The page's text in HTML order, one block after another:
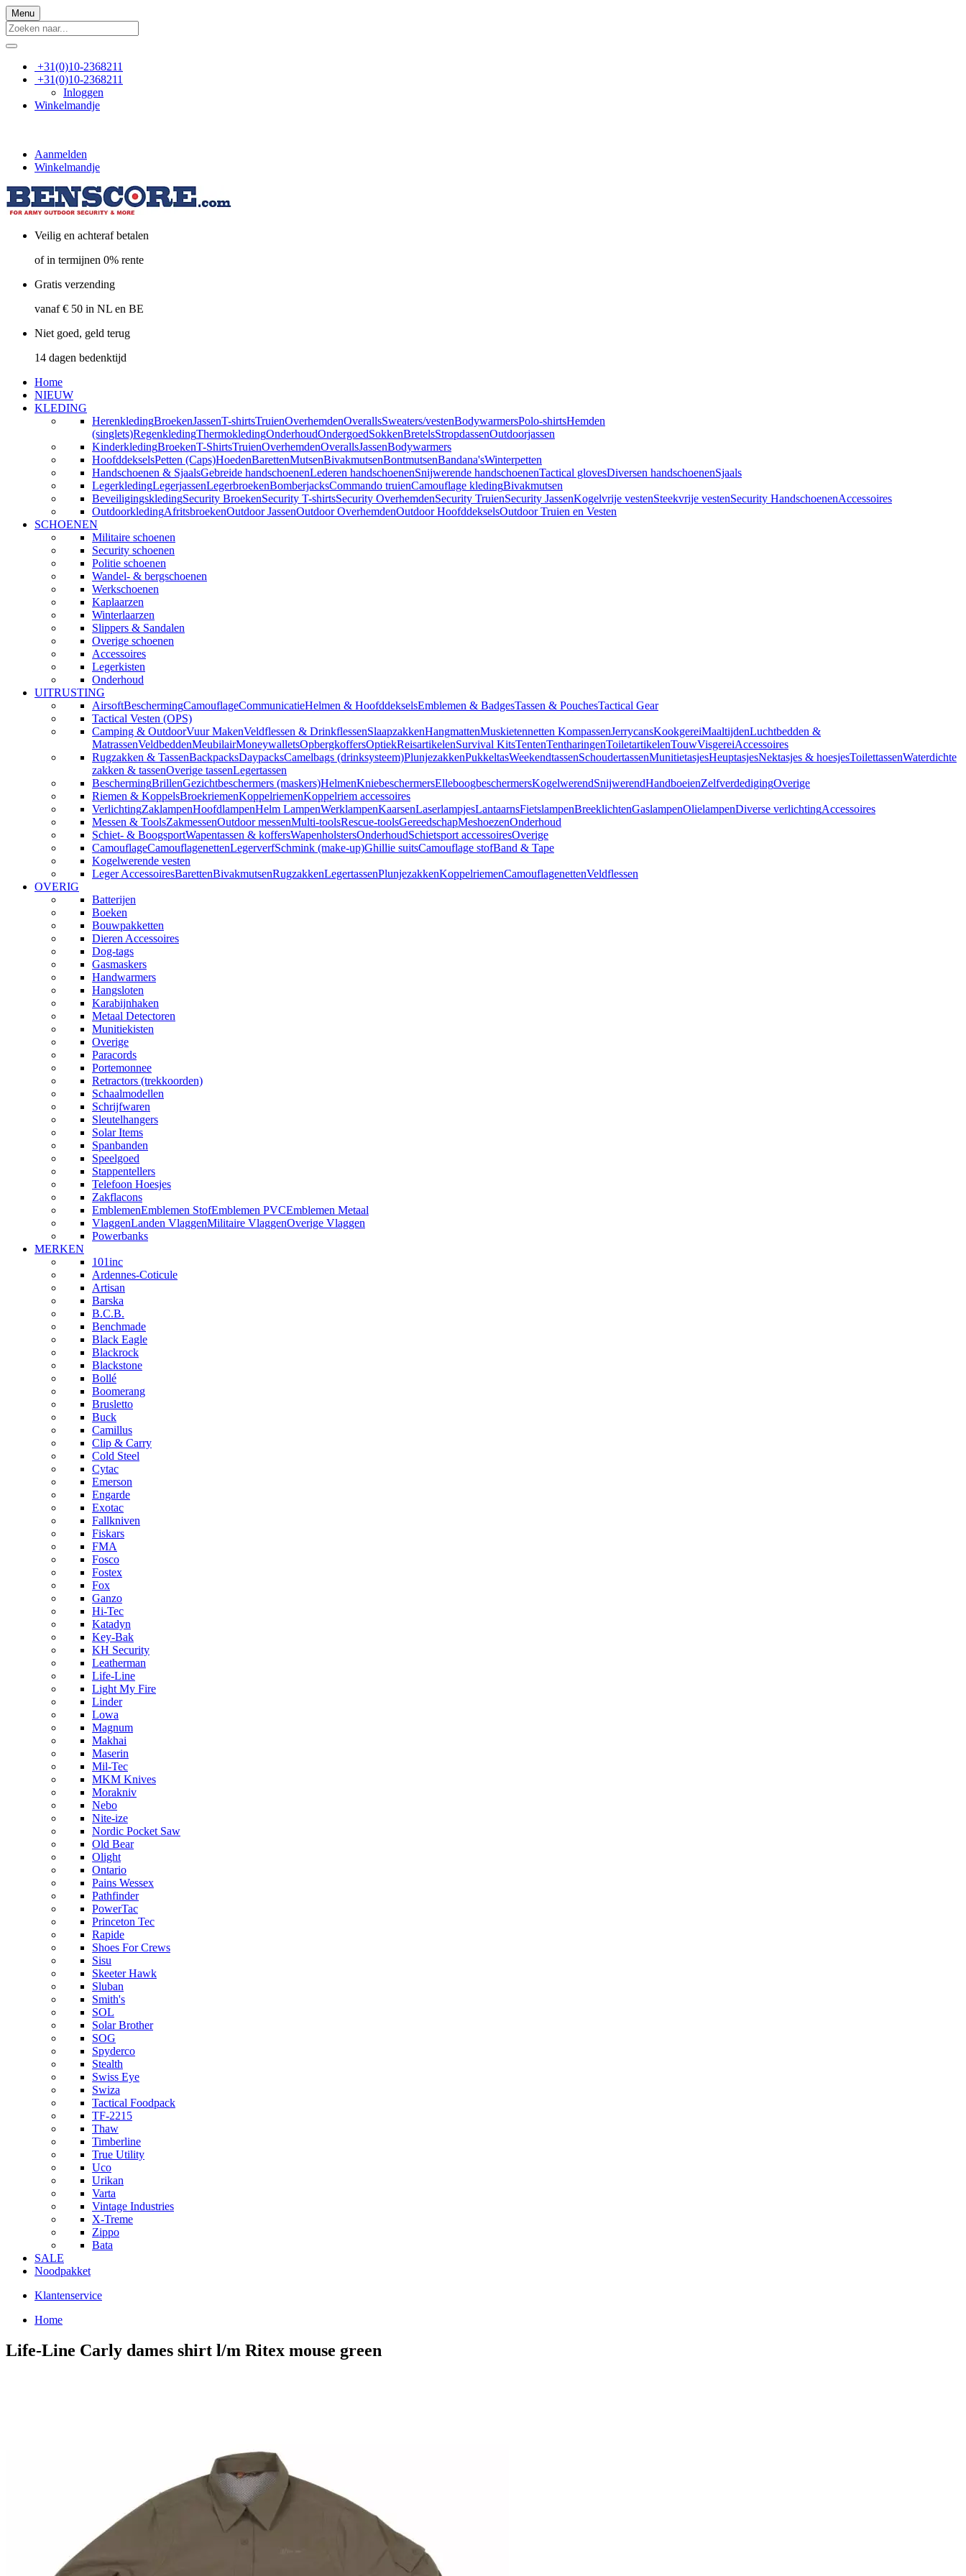
Menu
+31(0)10-2368211
+31(0)10-2368211
Inloggen
Winkelmandje
Aanmelden
Winkelmandje
Veilig en achteraf betalen
of in termijnen 0% rente
Gratis verzending
vanaf € 50 in NL en BE
Niet goed, geld terug
14 dagen bedenktijd
Home
NIEUW
KLEDING
HerenkledingBroekenJassenT-shirtsTruienOverhemdenOverallsSweaters/vestenBodywarmersPolo-shirtsHemden
(singlets)RegenkledingThermokledingOnderhoudOndergoedSokkenBretelsStropdassenOutdoorjassen
KinderkledingBroekenT-ShirtsTruienOverhemdenOverallsJassenBodywarmers
HoofddekselsPetten (Caps)HoedenBarettenMutsenBivakmutsenBontmutsenBandana'sWinterpetten
Handschoenen & SjaalsGebreide handschoenenLederen handschoenenSnijwerende handschoenenTactical glovesDiversen handschoenenSjaals
LegerkledingLegerjassenLegerbroekenBomberjacksCommando truienCamouflage kledingBivakmutsen
BeveiligingskledingSecurity BroekenSecurity T-shirtsSecurity OverhemdenSecurity TruienSecurity JassenKogelvrije vestenSteekvrije vestenSecurity HandschoenenAccessoires
OutdoorkledingAfritsbroekenOutdoor JassenOutdoor OverhemdenOutdoor HoofddekselsOutdoor Truien en Vesten
SCHOENEN
Militaire schoenen
Security schoenen
Politie schoenen
Wandel- & bergschoenen
Werkschoenen
Kaplaarzen
Winterlaarzen
Slippers & Sandalen
Overige schoenen
Accessoires
Legerkisten
Onderhoud
UITRUSTING
AirsoftBeschermingCamouflageCommunicatieHelmen & HoofddekselsEmblemen & BadgesTassen & PouchesTactical Gear
Tactical Vesten (OPS)
Camping & OutdoorVuur MakenVeldflessen & DrinkflessenSlaapzakkenHangmattenMuskietennetten KompassenJerrycansKookgereiMaaltijdenLuchtbedden &
MatrassenVeldbeddenMeubilairMoneywalletsOpbergkoffersOptiekReisartikelenSurvival KitsTentenTentharingenToiletartikelenTouwVisgereiAccessoires
Rugzakken & TassenBackpacksDaypacksCamelbags (drinksysteem)PlunjezakkenPukkeltasWeekendtassenSchoudertassenMunitietasjesHeuptasjesNektasjes & hoesjesToilettassenWaterdichte
zakken & tassenOverige tassenLegertassen
BeschermingBrillenGezichtbeschermers (maskers)HelmenKniebeschermersElleboogbeschermersKogelwerendSnijwerendHandboeienZelfverdedigingOverige
Riemen & KoppelsBroekriemenKoppelriemenKoppelriem accessoires
VerlichtingZaklampenHoofdlampenHelm LampenWerklampenKaarsenLaserlampjesLantaarnsFietslampenBreeklichtenGaslampenOlielampenDiverse verlichtingAccessoires
Messen & ToolsZakmessenOutdoor messenMulti-toolsRescue-toolsGereedschapMeshoezenOnderhoud
Schiet- & BoogsportWapentassen & koffersWapenholstersOnderhoudSchietsport accessoiresOverige
CamouflageCamouflagenettenLegerverfSchmink (make-up)Ghillie suitsCamouflage stofBand & Tape
Kogelwerende vesten
Leger AccessoiresBarettenBivakmutsenRugzakkenLegertassenPlunjezakkenKoppelriemenCamouflagenettenVeldflessen
OVERIG
Batterijen
Boeken
Bouwpakketten
Dieren Accessoires
Dog-tags
Gasmaskers
Handwarmers
Hangsloten
Karabijnhaken
Metaal Detectoren
Munitiekisten
Overige
Paracords
Portemonnee
Retractors (trekkoorden)
Schaalmodellen
Schrijfwaren
Sleutelhangers
Solar Items
Spanbanden
Speelgoed
Stappentellers
Telefoon Hoesjes
Zakflacons
EmblemenEmblemen StofEmblemen PVCEmblemen Metaal
VlaggenLanden VlaggenMilitaire VlaggenOverige Vlaggen
Powerbanks
MERKEN
101inc
Ardennes-Coticule
Artisan
Barska
B.C.B.
Benchmade
Black Eagle
Blackrock
Blackstone
Bollé
Boomerang
Brusletto
Buck
Camillus
Clip & Carry
Cold Steel
Cytac
Emerson
Engarde
Exotac
Fallkniven
Fiskars
FMA
Fosco
Fostex
Fox
Ganzo
Hi-Tec
Katadyn
Key-Bak
KH Security
Leatherman
Life-Line
Light My Fire
Linder
Lowa
Magnum
Makhai
Maserin
Mil-Tec
MKM Knives
Morakniv
Nebo
Nite-ize
Nordic Pocket Saw
Old Bear
Olight
Ontario
Pains Wessex
Pathfinder
PowerTac
Princeton Tec
Rapide
Shoes For Crews
Sisu
Skeeter Hawk
Sluban
Smith's
SOL
Solar Brother
SOG
Spyderco
Stealth
Swiss Eye
Swiza
Tactical Foodpack
TF-2215
Thaw
Timberline
True Utility
Uco
Urikan
Varta
Vintage Industries
X-Treme
Zippo
Bata
SALE
Noodpakket
Klantenservice
Home
Life-Line Carly dames shirt l/m Ritex mouse green